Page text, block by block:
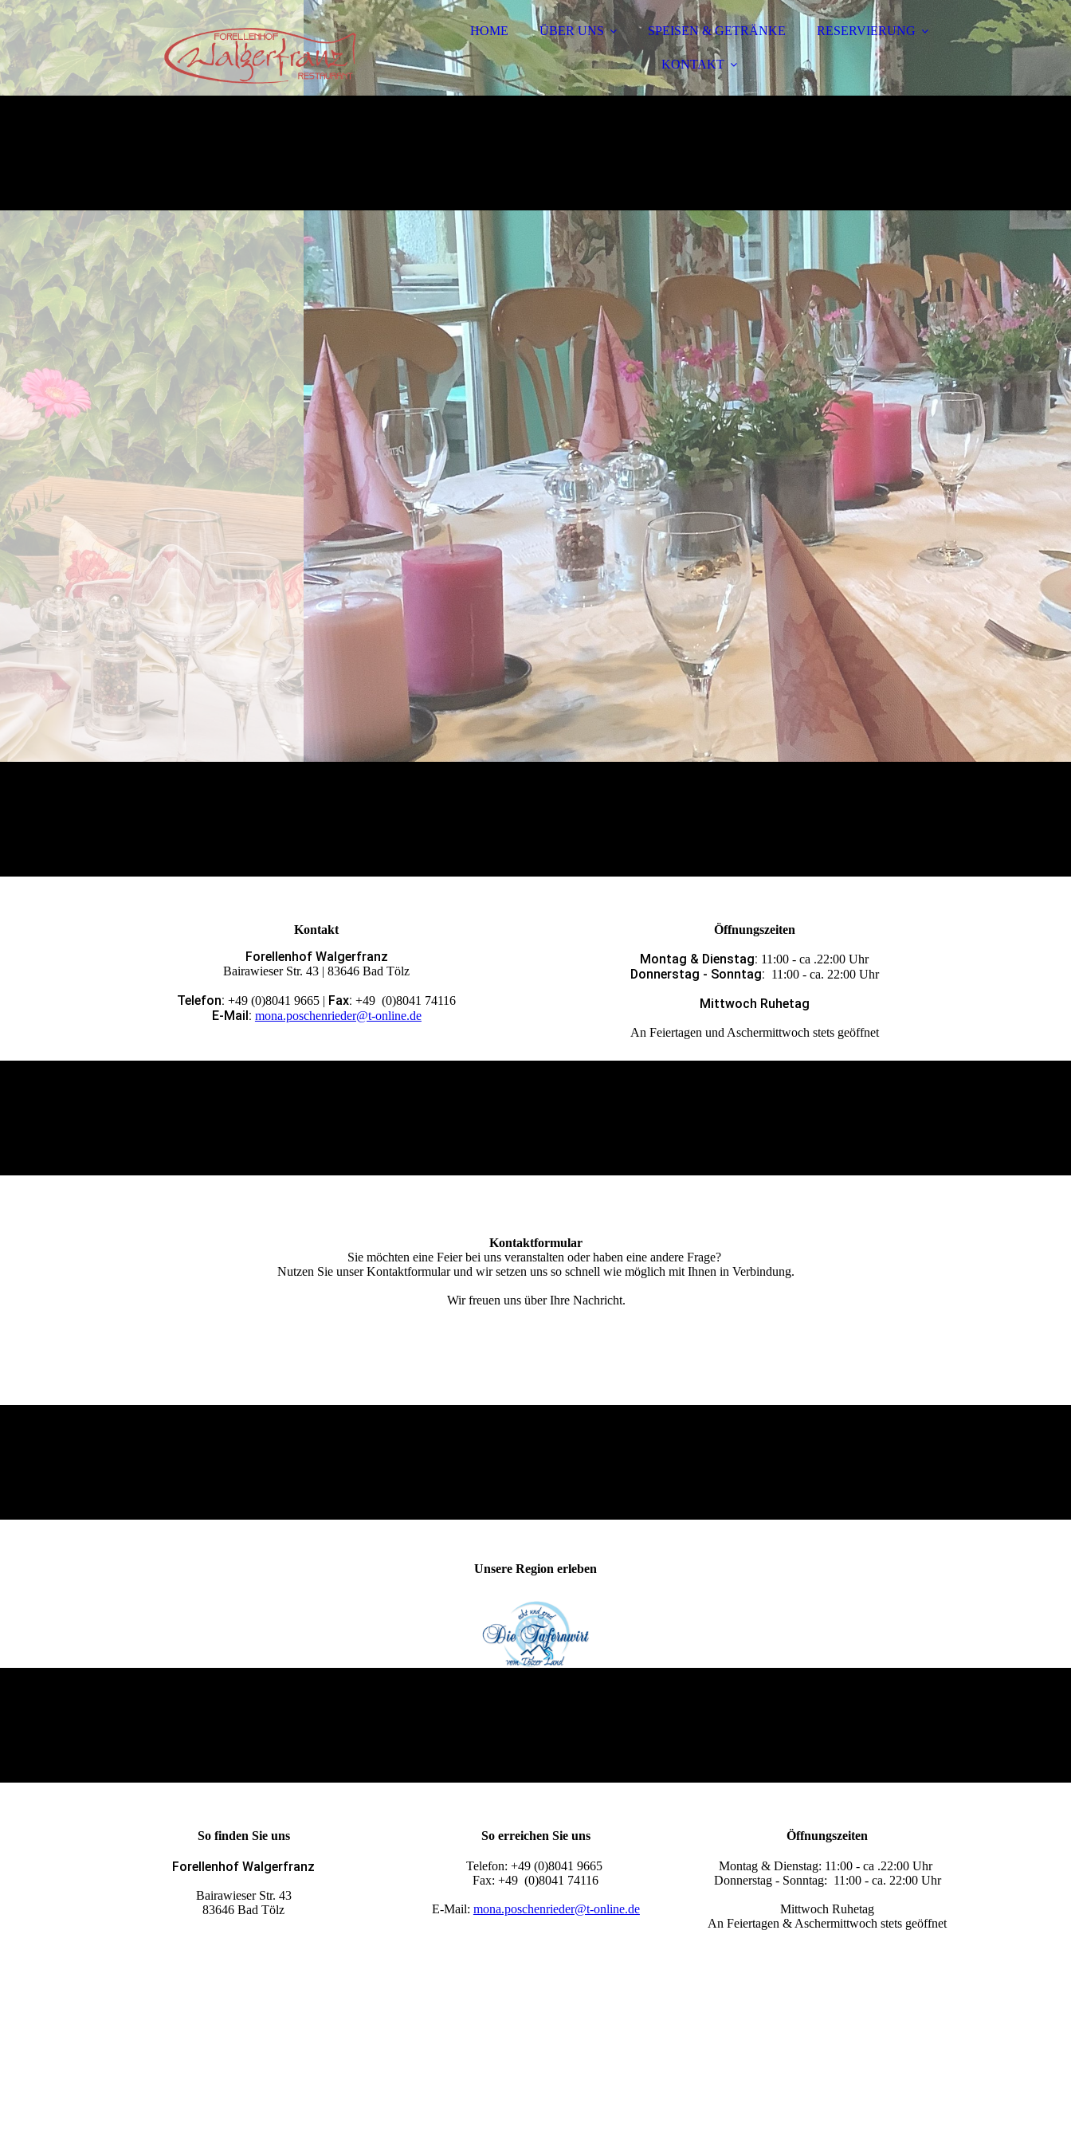
HOME ÜBER UNS SPEISEN & GETRÄNKE RESERVIERUNG
KONTAKT
Kontakt
Forellenhof Walgerfranz
Bairawieser Str. 43 | 83646 Bad Tölz
Telefon: +49 (0)8041 9665 | Fax:+49 (0)8041 74116
E-Mail: mona.poschenrieder@t-online.de
Öffnungszeiten
Montag & Dienstag: 11:00 - ca .22:00 Uhr
Donnerstag - Sonntag: 11:00 - ca. 22:00 Uhr
Mittwoch Ruhetag
An Feiertagen und Aschermittwoch stets geöffnet
Kontaktformular
Sie möchten eine Feier bei uns veranstalten oder haben eine andere Frage?
Nutzen Sie unser Kontakt­for­mular und wir setzen uns so schnell wie möglich mit Ihnen in Verbindung.
Wir freuen uns über Ihre Nachricht.
Unsere Region erleben
So finden Sie uns
Forellenhof Walgerfranz
Bairawieser Str. 43
83646 Bad Tölz
So erreichen Sie uns
Telefon: +49 (0)8041 9665
Fax:+49 (0)8041 74116
E-Mail: mona.poschenrieder@t-online.de
Öffnungszeiten
Montag & Dienstag: 11:00 - ca .22:00 Uhr
Donnerstag - Sonntag: 11:00 - ca. 22:00 Uhr
Mittwoch Ruhetag
An Feiertagen & Aschermittwoch stets geöffnet